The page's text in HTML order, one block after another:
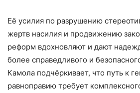
Её усилия по разрушению
жертв насилия и продвижению
реформ вдохновляют и дают
более справедливого и
Камола подчёркивает, что путь к
равноправию требует